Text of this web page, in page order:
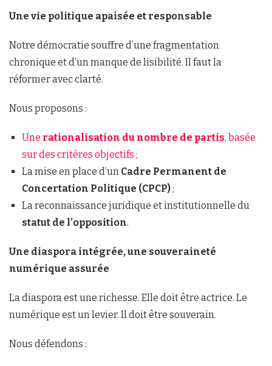
Une vie politique apaisée et responsable
Notre démocratie souffre d’une fragmentation
chronique et d’un manque de lisibilité. Il faut la
réformer avec clarté.
Nous proposons :
Une rationalisation du nombre de partis, basée
sur des critères objectifs ;
La mise en place d’un Cadre Permanent de
Concertation Politique (CPCP);
La reconnaissance juridique et institutionnelle du
statut de l’opposition.
Une diaspora intégrée, une souveraineté
numérique assurée
La diaspora est une richesse. Elle doit être actrice. Le
numérique est un levier. Il doit être souverain.
Nous défendons :